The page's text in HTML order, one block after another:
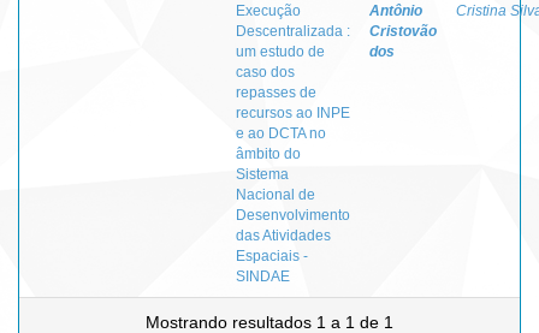
Execução
Descentralizada :
um estudo de
caso dos
repasses de
recursos ao INPE
e ao DCTA no
âmbito do
Sistema
Nacional de
Desenvolvimento
das Atividades
Espaciais -
SINDAE
Antônio
Cristovão
dos
Cristina
Mostrando resultados 1 a 1 de 1